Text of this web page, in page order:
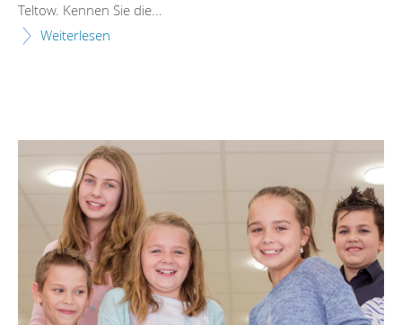
Teltow. Kennen Sie die...
Weiterlesen